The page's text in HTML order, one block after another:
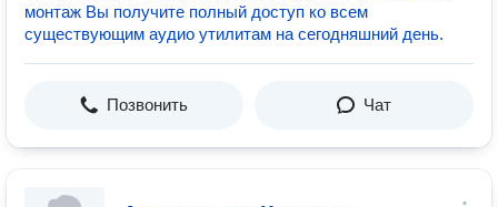
монтаж Вы получите полный доступ ко всем
существующим аудио утилитам на сегодняшний день.
Позвонить Чат